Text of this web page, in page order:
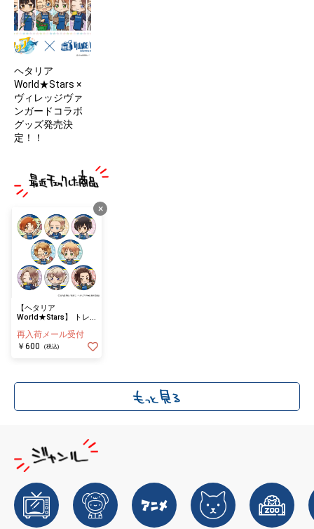
ヘタリア
World★Stars ×
ヴィレッジヴァ
ンガードコラボ
グッズ発売決
定！！
×
【ヘタリア
World★Stars】 トレ
≪単品≫（全8種ラン
ダム）
再入荷メール受付
￥600
(税込)